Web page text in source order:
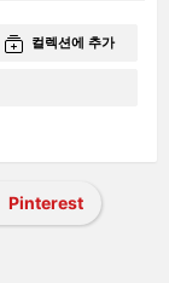
컬렉션에 추가
Pinterest